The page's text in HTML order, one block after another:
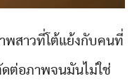
พสาวที่โต้แย้งกับคนที่
ดต่อภาพจนมันไม่ใช่